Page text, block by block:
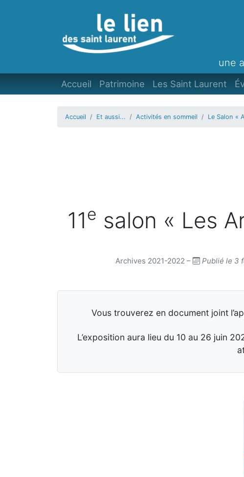
une
Accueil Patrimoine Les Saint Laurent
Accueil Et aussi... Activités en sommeil Le Salon «
11e salon « Les
Archives 2021-2022 – Publié le 3
Vous trouverez en document joint
L’exposition aura lieu du 10 au 26 juin